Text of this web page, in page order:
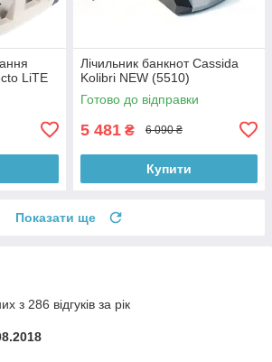
LiTE
Лічильник банкнот Cassida
Kolibri NEW (5510)
Готово до відправки
5 481 ₴ 6 090 ₴
Купити
Показати ще
з 286 відгуків за рік